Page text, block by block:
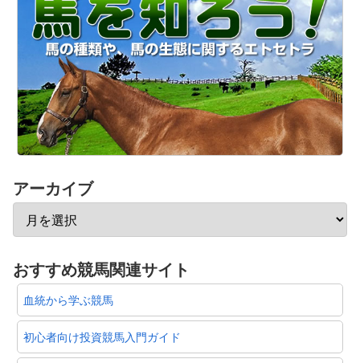
アーカイブ
おすすめ競馬関連サイト
血統から学ぶ競馬
初心者向け投資競馬入門ガイド